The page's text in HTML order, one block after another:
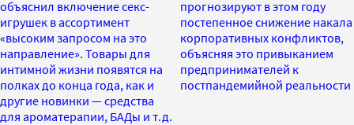
объяснил включение секс-
игрушек в ассортимент
«высоким запросом на это
направление». Товары для
интимной жизни появятся на
полках до конца года, как и
другие новинки — средства
для ароматерапии, БАДы и т.д.
прогнозируют в этом году
постепенное снижение накала
корпоративных конфликтов,
объясняя это привыканием
предпринимателей к
постпандемийной реальности